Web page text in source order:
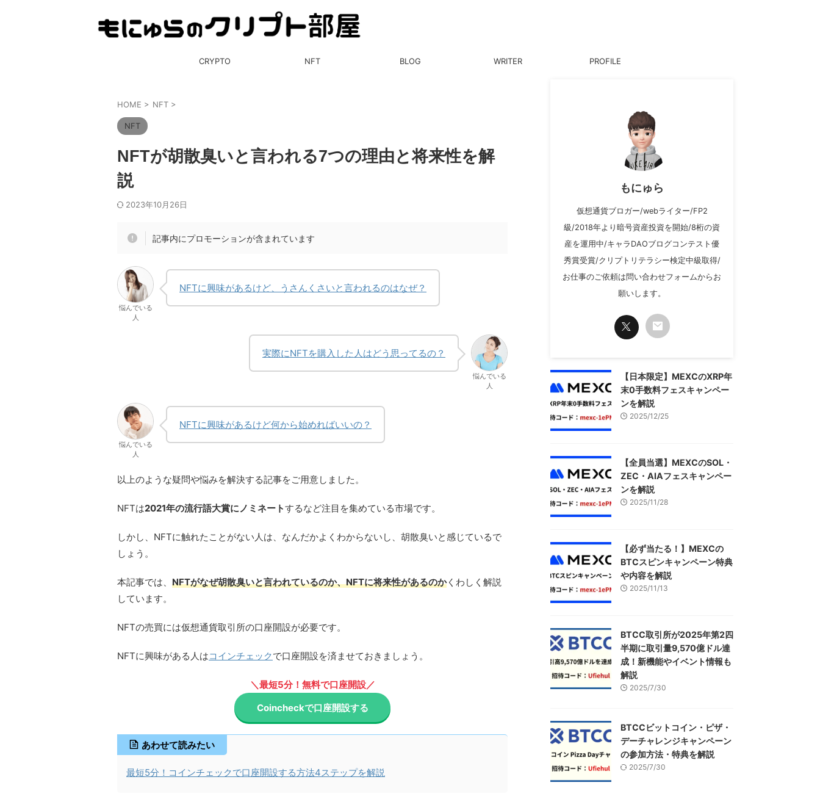
CRYPTO NFT BLOG WRITER PROFILE
HOME > NFT >
NFT
NFTが胡散臭いと言われる7つの理由と将来性を解
説
2023年10月26日
記事内にプロモーションが含まれています
悩んでいる
人
NFTに興味があるけど、うさんくさいと言われるのはなぜ？
実際にNFTを購入した人はどう思ってるの？
悩んでいる
人
悩んでいる
人
NFTに興味があるけど何から始めればいいの？
以上のような疑問や悩みを解決する記事をご用意しました。
NFTは2021年の流行語大賞にノミネートするなど注目を集めている市場です。
しかし、NFTに触れたことがない人は、なんだかよくわからないし、胡散臭いと感じているで
しょう。
本記事では、 NFTがなぜ胡散臭いと言われているのか、NFTに将来性があるのかくわしく解説
しています。
NFTの売買には仮想通貨取引所の口座開設が必要です。
NFTに興味がある人はコインチェックで口座開設を済ませておきましょう。
＼最短5分！無料で口座開設／
Coincheckで口座開設する
あわせて読みたい
最短5分！コインチェックで口座開設する方法4ステップを解説
もにゅら
仮想通貨ブロガー/webライター/FP2
級/2018年より暗号資産投資を開始/8桁の資
産を運用中/キャラDAOブログコンテスト優
秀賞受賞/クリプトリテラシー検定中級取得/
お仕事のご依頼は問い合わせフォームからお
願いします。
【日本限定】MEXCのXRP年
末0手数料フェスキャンペー
ンを解説
2025/12/25
【全員当選】MEXCのSOL・
ZEC・AIAフェスキャンペー
ンを解説
2025/11/28
【必ず当たる！】MEXCの
BTCスピンキャンペーン特典
や内容を解説
2025/11/13
BTCC取引所が2025年第2四
半期に取引量9,570億ドル達
成！新機能やイベント情報も
解説
2025/7/30
BTCCビットコイン・ピザ・
デーチャレンジキャンペーン
の参加方法・特典を解説
2025/7/30